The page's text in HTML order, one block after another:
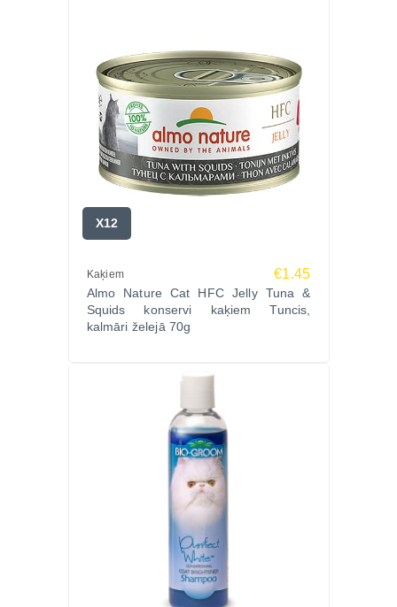
X12
Kaķiem €1.45
Almo Nature Cat HFC Jelly Tuna &
Squids konservi kaķiem Tuncis,
kalmāri želejā 70g